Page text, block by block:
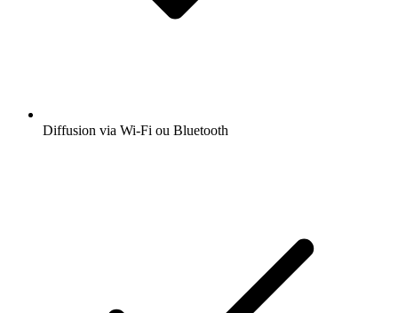
Diffusion via Wi-Fi ou Bluetooth